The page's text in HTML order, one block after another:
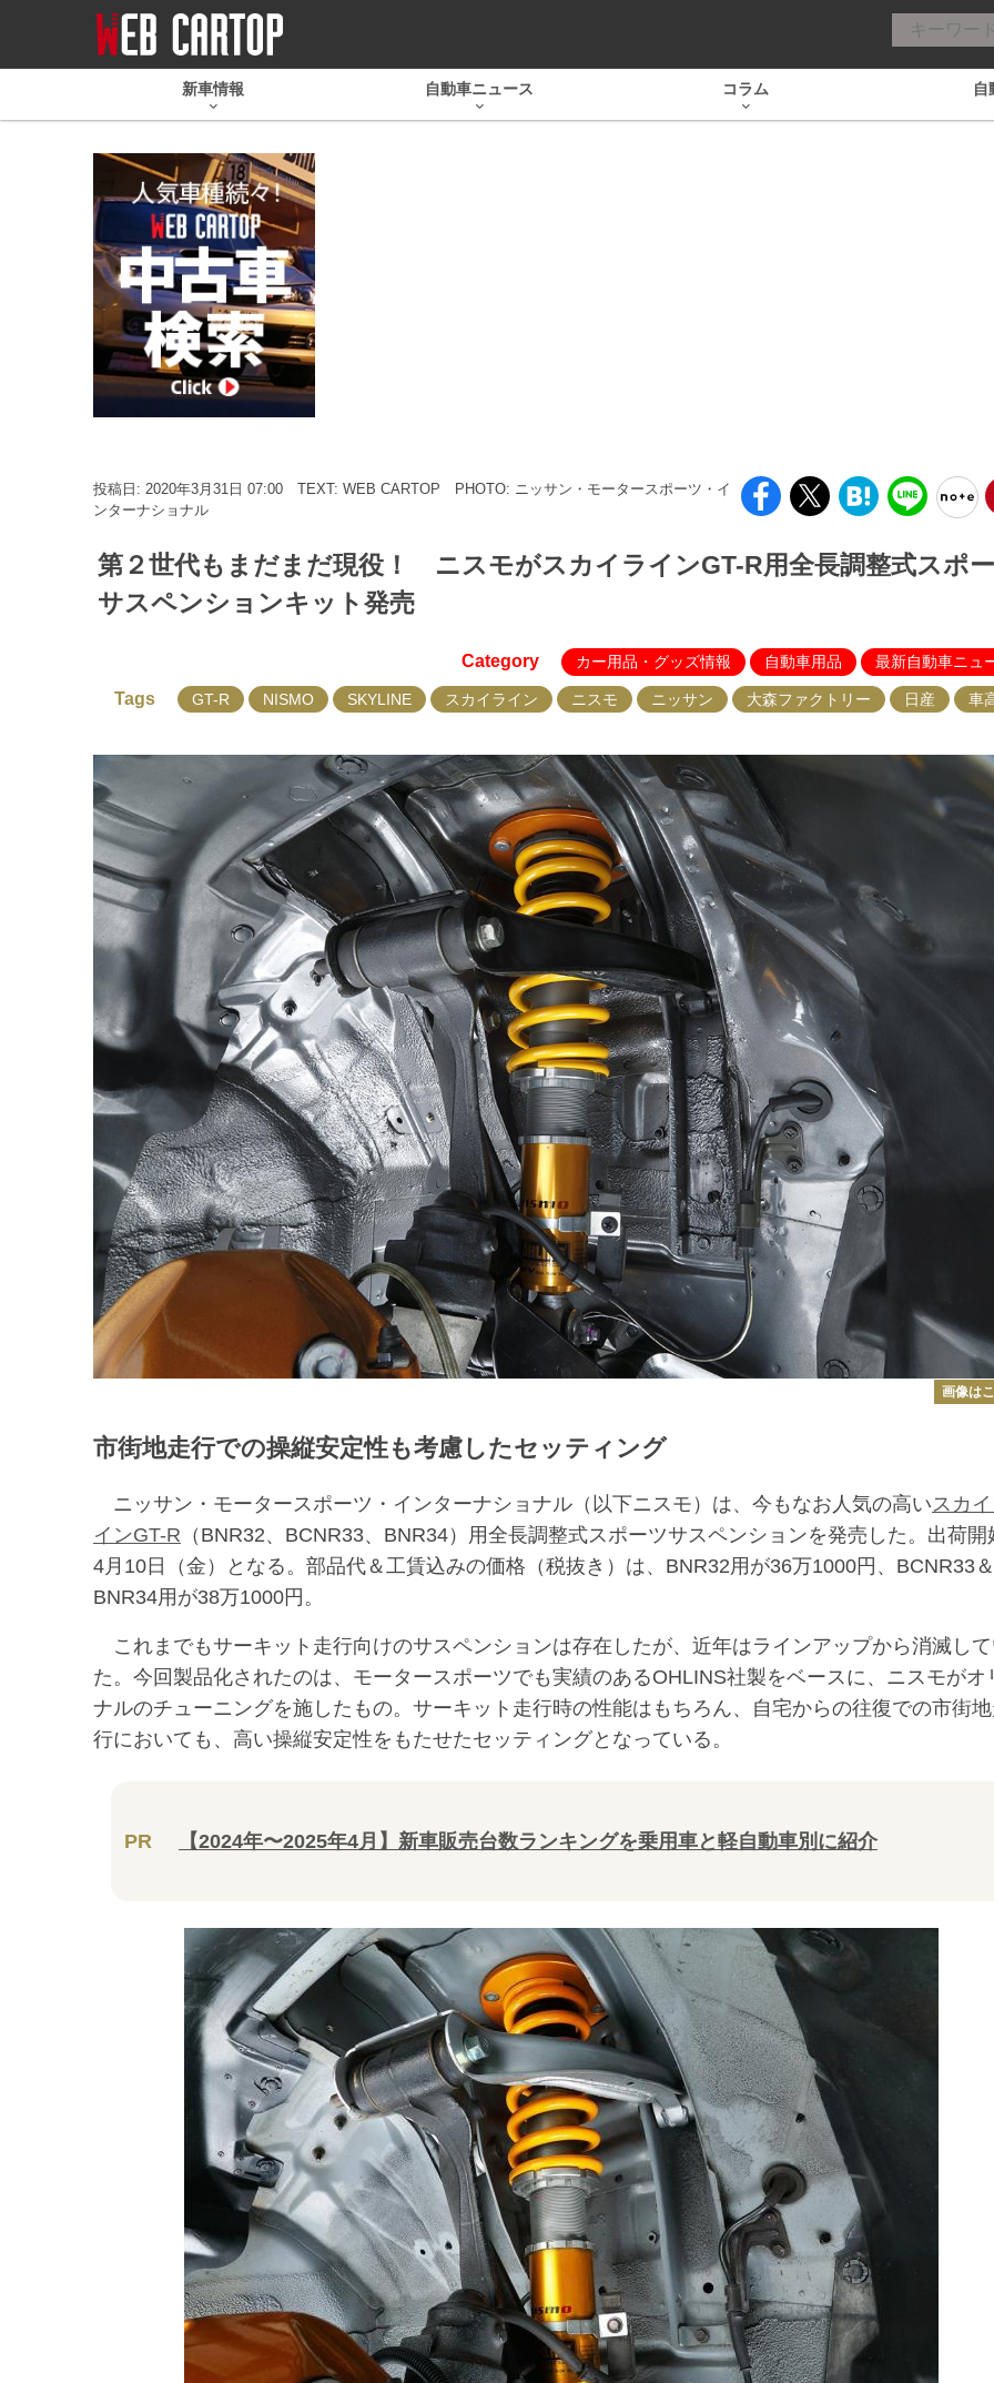
新車情報 自動車ニュース コラム 自
投稿日: 2020年3月31日 07:00 TEXT: WEB CARTOP
PHOTO: ニッサン・モータースポーツ・イ
ンターナショナル
第２世代もまだまだ現役！ ニスモがスカイラインGT-R用全長調整式スポ
サスペンションキット発売
Category カー用品・グッズ情報 自動車用品 最新自動車ニュ
Tags GT-R NISMO SKYLINE スカイライン ニスモ ニッサン 大森ファクトリー 日産 車
画像は
市街地走行での操縦安定性も考慮したセッティング
ニッサン・モータースポーツ・インターナショナル（以下ニスモ）は、今もなお人気の高いスカ
インGT-R （BNR32、BCNR33、BNR34）用全長調整式スポーツサスペンションを発売した。出荷開
4月10日（金）となる。部品代＆工賃込みの価格（税抜き）は、BNR32用が36万1000円、BCNR33＆
BNR34用が38万1000円。
これまでもサーキット走行向けのサスペンションは存在したが、近年はラインアップから消滅し
た。今回製品化されたのは、モータースポーツでも実績のあるOHLINS社製をベースに、ニスモがオ
ナルのチューニングを施したもの。サーキット走行時の性能はもちろん、自宅からの往復での市街
行においても、高い操縦安定性をもたせたセッティングとなっている。
PR 【2024年〜2025年4月】新車販売台数ランキングを乗用車と軽自動車別に紹介